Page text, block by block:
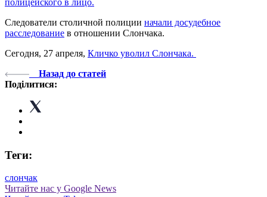
Следователи столичной полиции начали досудебное
расследование в отношении Слончака.
Сегодня, 27 апреля, Кличко уволил Слончака.
Назад до статей
Поділитися:
Теги:
слончак
Читайте нас у Google News